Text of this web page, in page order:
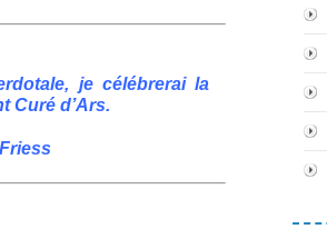
je célébrerai la
Curé d’Ars.